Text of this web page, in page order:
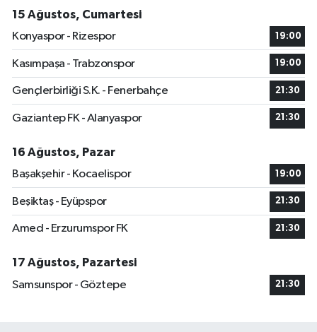
15 Ağustos, Cumartesi
Konyaspor - Rizespor
19:00
Kasımpaşa - Trabzonspor 19:00
Gençlerbirliği S.K. - Fenerbahçe 21:30
Gaziantep FK - Alanyaspor 21:30
16 Ağustos, Pazar
Başakşehir - Kocaelispor
19:00
Beşiktaş - Eyüpspor 21:30
Amed - Erzurumspor FK 21:30
17 Ağustos, Pazartesi
Samsunspor - Göztepe
21:30